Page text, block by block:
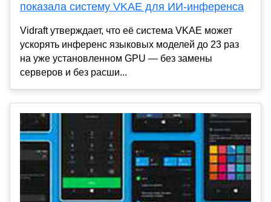
показала систему VKAE для ИИ-инференса
Vidraft утверждает, что её система VKAE может
ускорять инференс языковых моделей до 23 раз
на уже установленном GPU — без замены
серверов и без расши...